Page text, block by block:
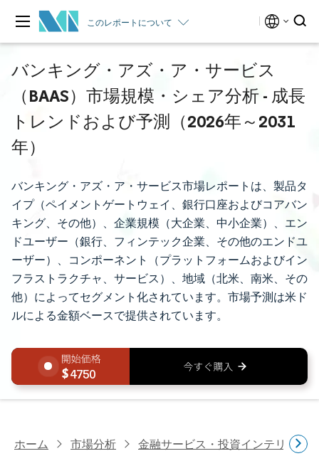
このレポートについて
バンキング・アズ・ア・サービス
（BAAS）市場規模・シェア分析 - 成長
トレンドおよび予測（2026年～2031
年）
バンキング・アズ・ア・サービス市場レポートは、製品タ
イプ（ペイメントゲートウェイ、銀行口座およびコアバン
キング、その他）、企業規模（大企業、中小企業）、エン
ドユーザー（銀行、フィンテック企業、その他のエンドユ
ーザー）、コンポーネント（プラットフォームおよびイン
フラストラクチャ、サービス）、地域（北米、南米、その
他）によってセグメント化されています。市場予測は米ド
ルによる金額ベースで提供されています。
4750
ホーム 市場分析 金融サービス・投資インテリジェ